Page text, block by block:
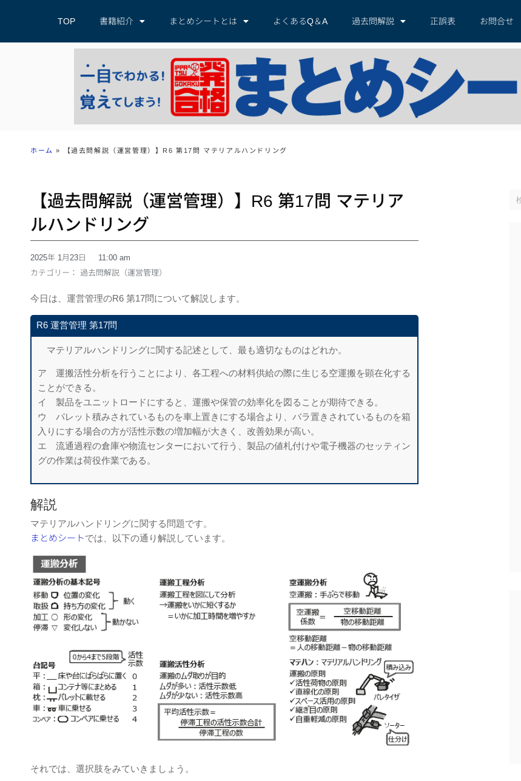
TOP 書籍紹介 まとめシートとは よくあるQ＆A 過去問解説 正誤表 お問合せ
ホーム » 【過去問解説（運営管理）】R6 第17問 マテリアルハンドリング
【過去問解説（運営管理）】R6 第17問 マテリア
ルハンドリング
2025年 1月23日
11:00 am
カテゴリー： 過去問解説（運営管理）
今日は、運営管理のR6 第17問について解説します。
R6 運営管理 第17問
マテリアルハンドリングに関する記述として、最も適切なものはどれか。
ア 運搬活性分析を行うことにより、各工程への材料供給の際に生じる空運搬を顕在化する
ことができる。
イ 製品をユニットロードにすると、運搬や保管の効率化を図ることが期待できる。
ウ パレット積みされているものを車上置きにする場合より、バラ置きされているものを箱
入りにする場合の方が活性示数の増加幅が大きく、改善効果が高い。
エ 流通過程の倉庫や物流センターにおいて行う、製品の値札付けや電子機器のセッティン
グの作業は荷役作業である。
解説
マテリアルハンドリングに関する問題です。
まとめシートでは、以下の通り解説しています。
それでは、選択肢をみていきましょう。